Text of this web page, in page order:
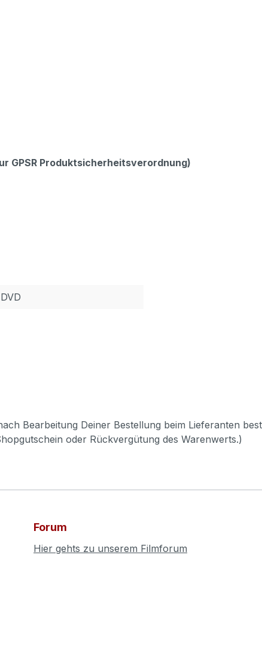
GPSR Produktsicherheitsverordnung)
DVD
Bearbeitung Deiner Bestellung beim Lieferanten
oder Rückvergütung des Warenwerts.)
Forum
Hier gehts zu unserem Filmforum